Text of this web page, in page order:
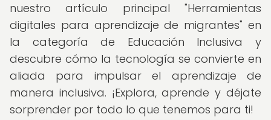
nuestro artículo principal "Herramientas
digitales para aprendizaje de migrantes" en
la categoría de Educación Inclusiva y
descubre cómo la tecnología se convierte en
aliada para impulsar el aprendizaje de
manera inclusiva. ¡Explora, aprende y déjate
sorprender por todo lo que tenemos para ti!